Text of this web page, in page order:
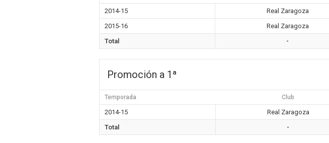
2014-15 Real Zaragoza
2015-16
Real Zaragoza
Total
-
Promoción a 1ª
Temporada Club
2014-15 Real Zaragoza
Total
-